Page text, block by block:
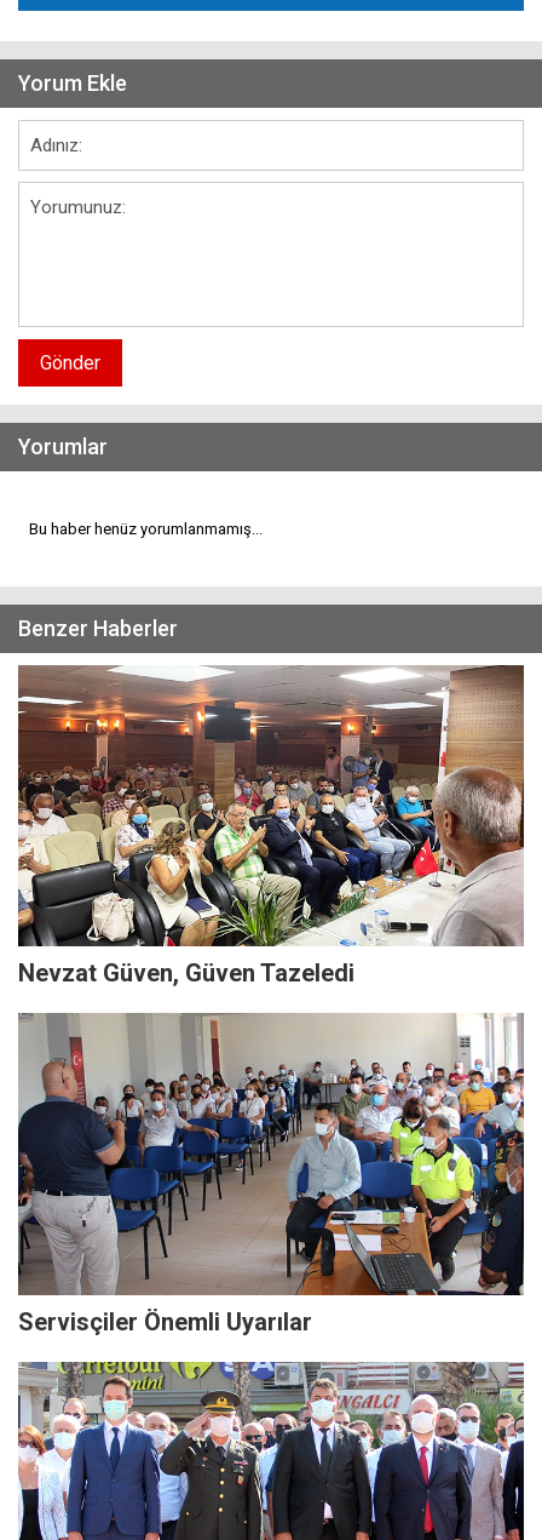
Yorum Ekle
Gönder
Yorumlar
Bu haber henüz yorumlanmamış...
Benzer Haberler
Nevzat Güven, Güven Tazeledi
Servisçiler Önemli Uyarılar